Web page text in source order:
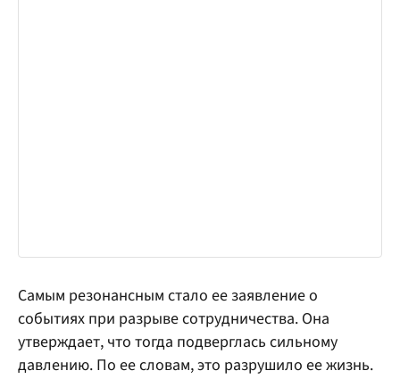
Самым резонансным стало ее заявление о
событиях при разрыве сотрудничества. Она
утверждает, что тогда подверглась сильному
давлению. По ее словам, это разрушило ее жизнь.